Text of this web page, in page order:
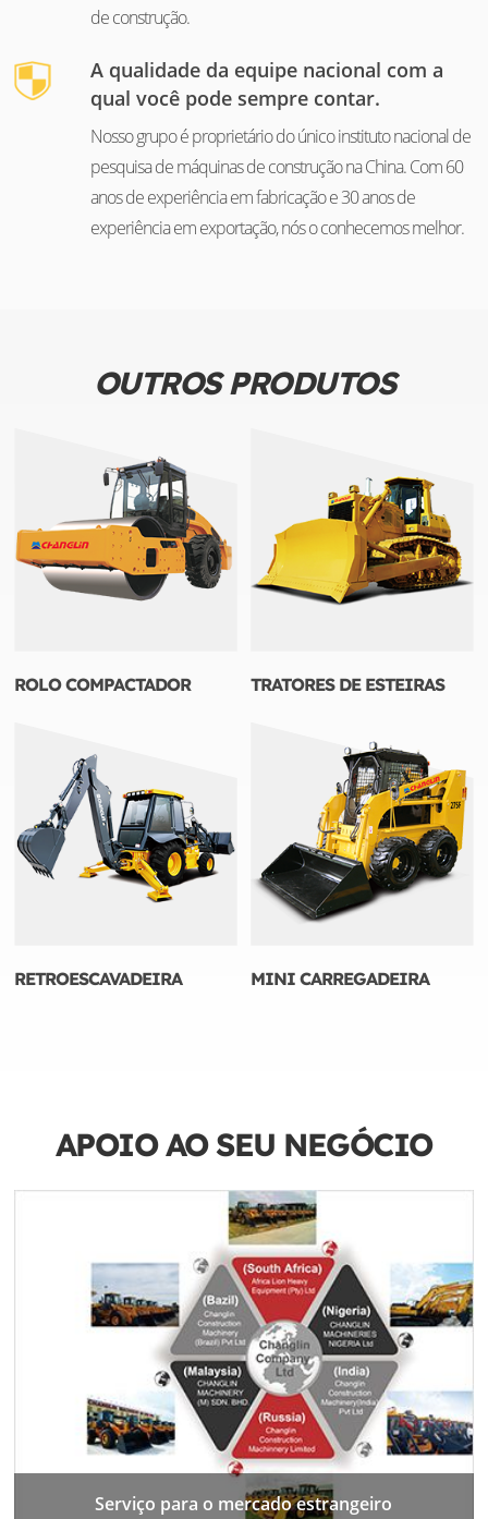
de construção.
A qualidade da equipe nacional com a
qual você pode sempre contar.
Nosso grupo é proprietário do único instituto nacional de
pesquisa de máquinas de construção na China. Com 60
anos de experiência em fabricação e 30 anos de
experiência em exportação, nós o conhecemos melhor.
OUTROS PRODUTOS
ROLO COMPACTADOR TRATORES DE ESTEIRAS
RETROESCAVADEIRA MINI CARREGADEIRA
APOIO AO SEU NEGÓCIO
Serviço para o mercado estrangeiro